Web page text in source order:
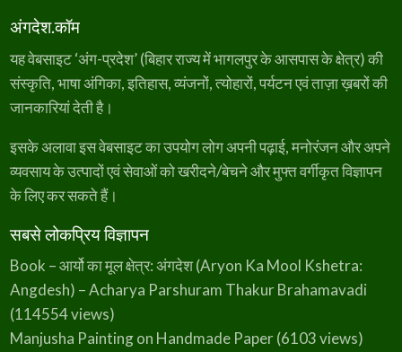
अंगदेश.कॉम
यह वेबसाइट ‘अंग-प्रदेश’ (बिहार राज्य में भागलपुर के आसपास के क्षेत्र) की
संस्कृति, भाषा अंगिका, इतिहास, व्यंजनों, त्योहारों, पर्यटन एवं ताज़ा ख़बरों की
जानकारियां देती है।
इसके अलावा इस वेबसाइट का उपयोग लोग अपनी पढ़ाई, मनोरंजन और अपने
व्यवसाय के उत्पादों एवं सेवाओं को खरीदने/बेचने और मुफ्त वर्गीकृत विज्ञापन
के लिए कर सकते हैं।
सबसे लोकप्रिय विज्ञापन
Book – आर्यो का मूल क्षेत्र: अंगदेश (Aryon Ka Mool Kshetra:
Angdesh) – Acharya Parshuram Thakur Brahamavadi
(114554 views)
Manjusha Painting on Handmade Paper(6103 views)